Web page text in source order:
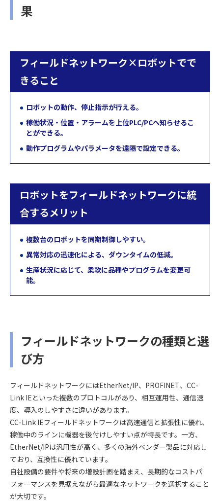
果
フィールドネットワーク×ロボットでで
きること
ロボットの動作、停止指示が行える。
稼働状況・位置・アラームを上位PLC/PCへ知らせるこ
とができる。
動作プログラムやパラメータを遠隔で設定できる。
ロボットをフィールドネットワークに統
合するメリット
複数台のロボットを同期制御しやすい。
異常対応の迅速化による、ダウンタイムの低減。
生産状況に応じて、柔軟に品種やプログラムを変更可
能。
フィールドネットワークの種類と選
び方
フィールドネットワークにはEtherNet/IP、PROFINET、CC-
Link IEといった複数のプロトコルがあり、相互運用性、通信速
度、導入のしやすさに違いがあります。
CC-Link IEフィールドネットワークは高速通信と拡張性に優れ、
稼働中のラインに機器を後付けしやすい点が特長です。一方、
EtherNet/IPは汎用性が高く、多くの海外ベンダー製品に対応し
ており、互換性に優れています。
自社設備の要件や将来の増設計画を踏まえ、長期的なコストパ
フォーマンスを見据えながら最適なネットワークを選択すること
が大切です。